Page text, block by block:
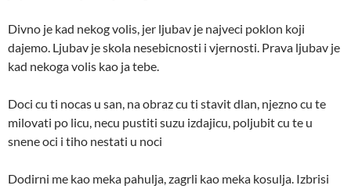
Divno je kad nekog volis, jer ljubav je najveci poklon koji
dajemo. Ljubav je skola nesebicnosti i vjernosti. Prava ljubav je
kad nekoga volis kao ja tebe.
Doci cu ti nocas u san, na obraz cu ti stavit dlan, njezno cu te
milovati po licu, necu pustiti suzu izdajicu, poljubit cu te u
snene oci i tiho nestati u noci
Dodirni me kao meka pahulja, zagrli kao meka kosulja. Izbrisi